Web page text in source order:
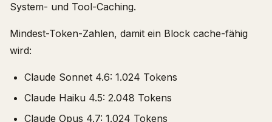
System- und Tool-Caching.
Mindest-Token-Zahlen, damit ein Block cache-fähig
wird:
Claude Sonnet 4.6: 1.024 Tokens
Claude Haiku 4.5: 2.048 Tokens
Claude Opus 4.7: 1.024 Tokens